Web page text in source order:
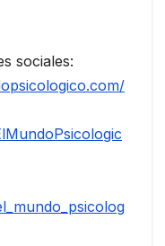
sociales: